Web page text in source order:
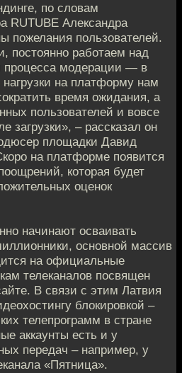
по словам
RUTUBE Александра
пожелания пользователей.
постоянно работаем над
процесса модерации — в
на платформу нам
время ожидания, а
пользователей и вовсе
загрузки», – рассказал он
площадки Давид
на платформе появится
которая будет
оценок
начинают осваивать
основной массив
на официальные
телеканалов посвящен
В связи с этим Латвия
блокировкой –
телепрограмм в стране
аккаунты есть и у
передач – например, у
«Пятница».